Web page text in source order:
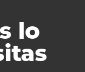
lo